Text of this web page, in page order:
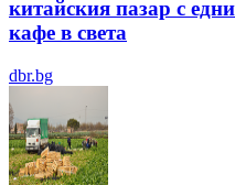
китайския пазар с
кафе в света
dbr.bg